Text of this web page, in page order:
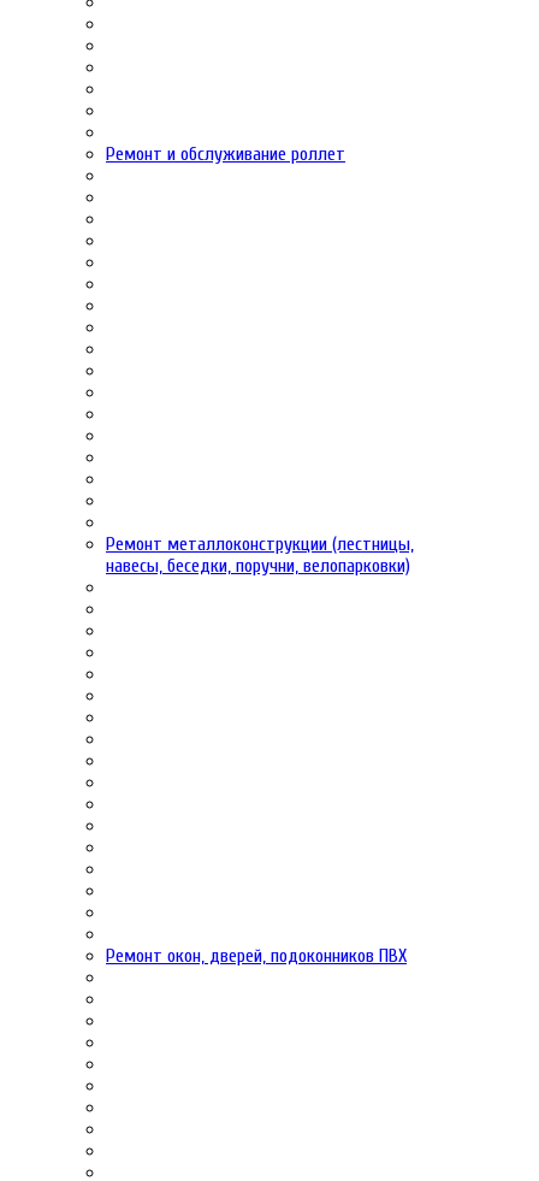
Ремонт и обслуживание роллет
Ремонт металлоконструкции (лестницы,
навесы, беседки, поручни, велопарковки)
Ремонт окон, дверей, подоконников ПВХ